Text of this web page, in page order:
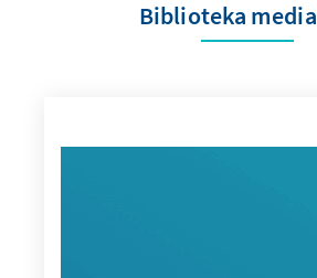
Biblioteka